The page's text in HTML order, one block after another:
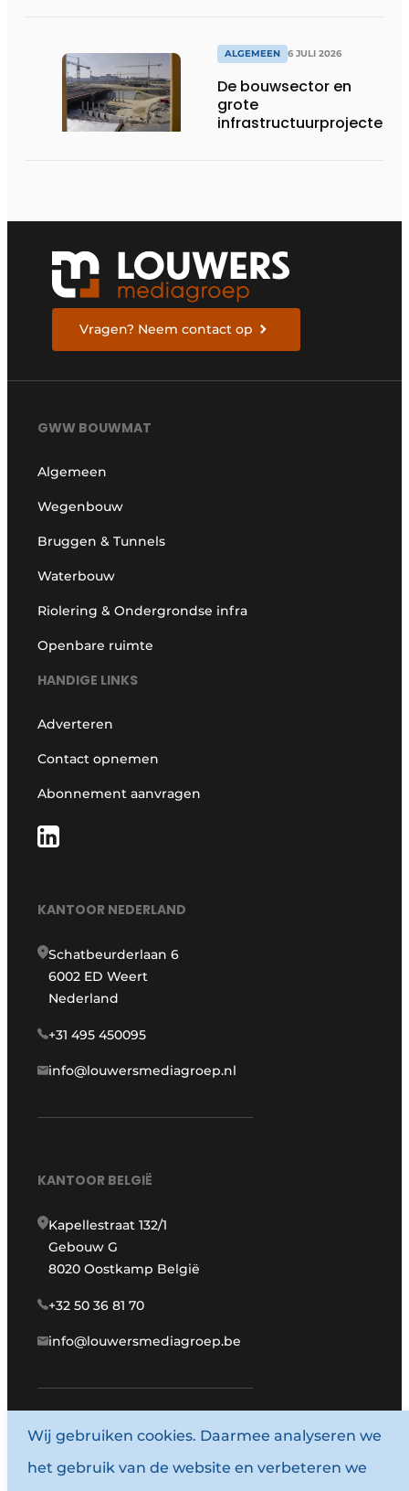
ALGEMEEN 6 JULI 2026
De bouwsector en
grote
infrastructuurprojecten
Vragen? Neem contact op
GWW BOUWMAT
Algemeen
Wegenbouw
Bruggen & Tunnels
Waterbouw
Riolering & Ondergrondse infra
Openbare ruimte
HANDIGE LINKS
Adverteren
Contact opnemen
Abonnement aanvragen
KANTOOR NEDERLAND
Schatbeurderlaan 6
6002 ED Weert
Nederland
+31 495 450095
info@louwersmediagroep.nl
KANTOOR BELGIË
Kapellestraat 132/1
Gebouw G
8020 Oostkamp België
+32 50 36 81 70
info@louwersmediagroep.be
www.louwersmediagroep.com
© 1987 - 2026 Louwersmediagroep.
Wij gebruiken cookies. Daarmee analyseren we
het gebruik van de website en verbeteren we